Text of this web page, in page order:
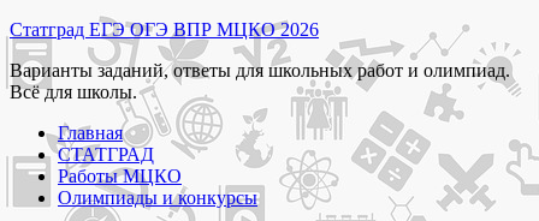
Перейти
к
содержимому
Статград ЕГЭ ОГЭ ВПР МЦКО 2026
Варианты заданий, ответы для школьных работ и олимпиад.
Всё для школы.
Главная
СТАТГРАД
Работы МЦКО
Олимпиады и конкурсы